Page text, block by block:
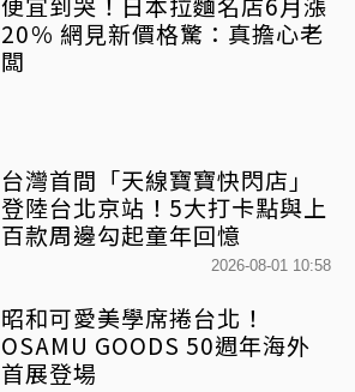
20％ 網見新價格驚：真擔心老
闆
台灣首間「天線寶寶快閃店」
登陸台北京站！5大打卡點與上
百款周邊勾起童年回憶
2026-08-01 10:58
昭和可愛美學席捲台北！
OSAMU GOODS 50週年海外
首展登場